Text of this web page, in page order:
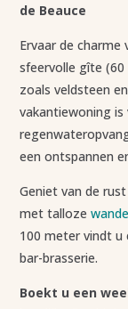
de Beauce
Ervaar de
sfeervolle gîte
zoals veldsteen
vakantiewoning is
een ontspannen
Geniet van de
met talloze
100 meter vindt u
bar-brasserie.
Boekt u een